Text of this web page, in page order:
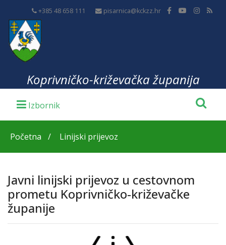
+385 48 658 111 pisarnica@kckzz.hr
Koprivničko-križevačka županija
Početna Linijski prijevoz
Javni linijski prijevoz u cestovnom
prometu Koprivničko-križevačke
županije